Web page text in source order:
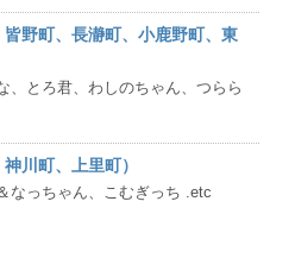
野町、長瀞町、小鹿野町、東
、とろ君、わしのちゃん、つらら
川町、上里町）
なっちゃん、こむぎっち .etc